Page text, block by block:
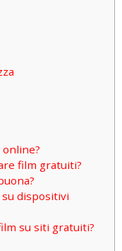
film gratuiti?
dispositivi
su siti gratuiti?